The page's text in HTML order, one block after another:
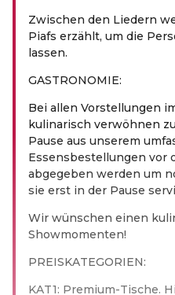
Zwischen den Liedern
Piafs erzählt, um die
lassen.
GASTRONOMIE:
Bei allen Vorstellungen
kulinarisch verwöhnen
Pause aus unserem
Essensbestellungen vor
abgegeben werden um
sie erst in der Pause
Wir wünschen einen
Showmomenten!
PREIS­KA­TE­GO­RIEN:
KAT1: Premium-Tische.